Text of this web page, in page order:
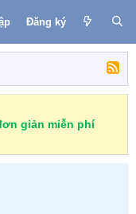
Đăng ký
giản miễn phí